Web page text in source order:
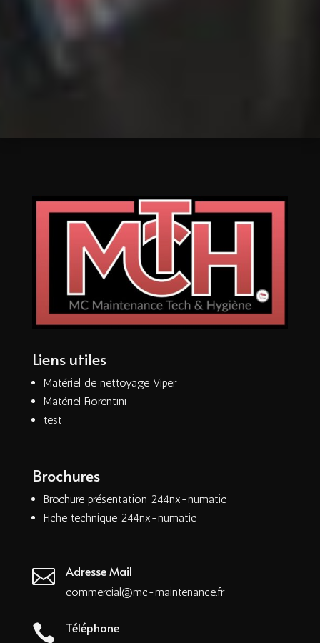
Liens utiles
Matériel de nettoyage Viper
Matériel Fiorentini
test
Brochures
Brochure présentation 244nx-numatic
Fiche technique 244nx-numatic
 Adresse Mail
commercial@mc-maintenance.fr
 Téléphone